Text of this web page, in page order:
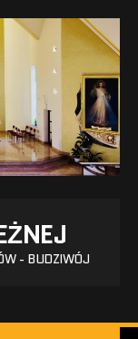
- BUDZIWÓJ